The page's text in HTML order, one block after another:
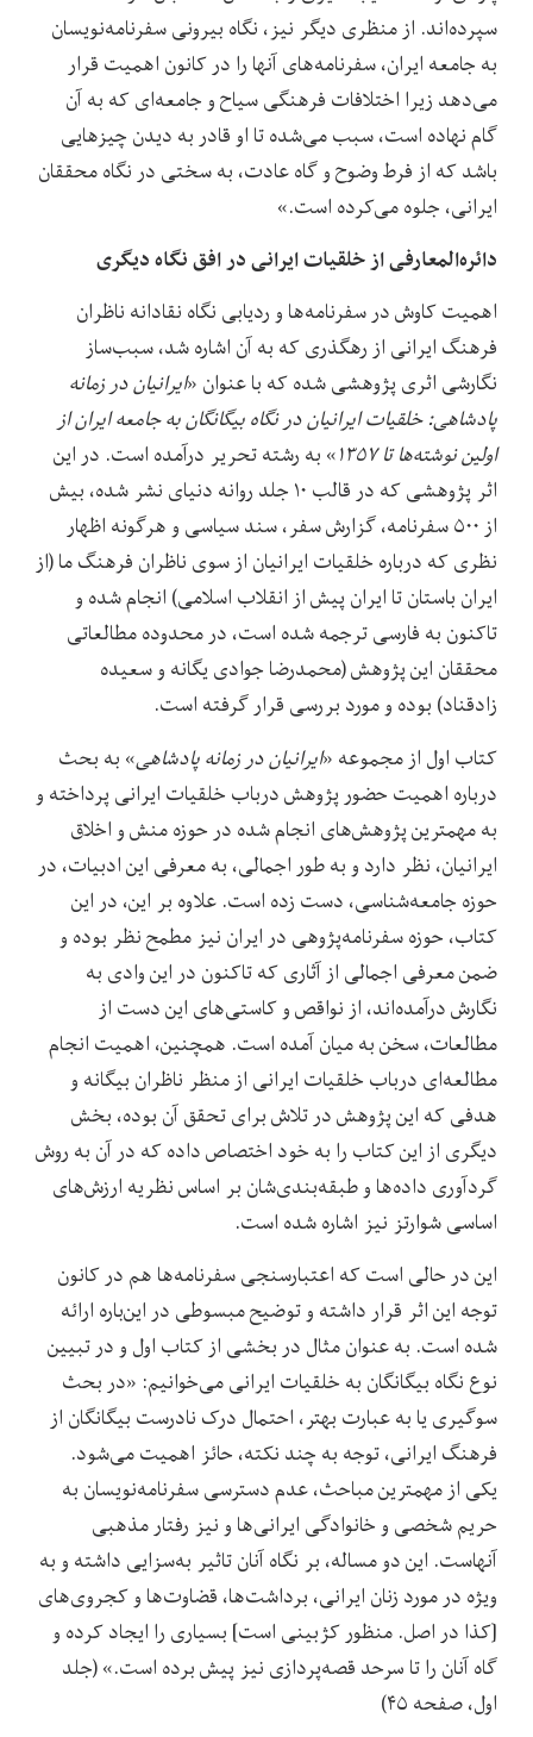
سپرده‌اند. از منظری دیگر نیز، نگاه بیرونی سفرنامه‌نویسان
به جامعه ایران، سفرنامه‌های آنها را در کانون اهمیت قرار
می‌دهد زیرا اختلافات فرهنگی سیاح و جامعه‌ای که به آن
گام نهاده است، سبب می‌شده تا او قادر به دیدن چیزهایی
باشد که از فرط وضوح و گاه عادت، به سختی در نگاه محققان
ایرانی، جلوه می‌کرده است.»
دائره‌المعارفی از خلقیات ایرانی در افق نگاه دیگری
اهمیت کاوش در سفرنامه‌ها و ردیابی نگاه نقادانه ناظران
فرهنگ ایرانی از رهگذری که به آن اشاره شد، سبب‌ساز
نگارشی اثری پژوهشی شده که با عنوان «ایرانیان در زمانه
پادشاهی: خلقیات ایرانیان در نگاه بیگانگان به جامعه ایران از
اولین نوشته‌ها تا ۱۳۵۷
» به رشته تحریر درآمده است. در این
اثر پژوهشی که در قالب ۱۰ جلد روانه دنیای نشر شده، بیش
از ۵۰۰ سفرنامه، گزارش سفر، سند سیاسی و هرگونه اظهار
نظری که درباره خلقیات ایرانیان از سوی ناظران فرهنگ ما (از
ایران باستان تا ایران پیش از انقلاب اسلامی) انجام شده و
تاکنون به فارسی ترجمه شده است، در محدوده مطالعاتی
محققان این پژوهش (محمدرضا جوادی یگانه و سعیده
زادقناد) بوده و مورد بررسی قرار گرفته است.
کتاب اول از مجموعه «ایرانیان در زمانه پادشاهی» به بحث
درباره اهمیت حضور پژوهش درباب خلقیات ایرانی پرداخته و
به مهمترین پژوهش‌های انجام شده در حوزه منش و اخلاق
ایرانیان، نظر دارد و به طور اجمالی، به معرفی این ادبیات، در
حوزه جامعه‌شناسی، دست زده است. علاوه بر این، در این
کتاب، حوزه سفرنامه‌پژوهی در ایران نیز مطمح نظر بوده و
ضمن معرفی اجمالی از آثاری که تاکنون در این وادی به
نگارش درآمده‌اند، از نواقص و کاستی‌های این دست از
مطالعات، سخن به میان آمده است. همچنین، اهمیت انجام
مطالعه‌ای درباب خلقیات ایرانی از منظر ناظران بیگانه و
هدفی که این پژوهش در تلاش برای تحقق آن بوده، بخش
دیگری از این کتاب را به خود اختصاص داده که در آن به روش
گردآوری داده‌ها و طبقه‌بندی‌شان بر اساس نظریه ارزش‌های
اساسی شوارتز نیز اشاره شده است.
این در حالی است که اعتبارسنجی سفرنامه‌ها هم در کانون
توجه این اثر قرار داشته و توضیح مبسوطی در این‌باره ارائه
شده است. به عنوان مثال در بخشی از کتاب اول و در تبیین
نوع نگاه بیگانگان به خلقیات ایرانی می‌خوانیم: «در بحث
سوگیری یا به عبارت بهتر، احتمال درک نادرست بیگانگان از
فرهنگ ایرانی، توجه به چند نکته، حائز اهمیت می‌شود.
یکی از مهمترین مباحث، عدم دسترسی سفرنامه‌نویسان به
حریم شخصی و خانوادگی ایرانی‌ها و نیز رفتار مذهبی
آنهاست. این دو مساله، بر نگاه آنان تاثیر به‌سزایی داشته و به
ویژه در مورد زنان ایرانی، برداشت‌ها، قضاوت‌ها و کجروی‌های
[کذا در اصل. منظور کژبینی است] بسیاری را ایجاد کرده و
گاه آنان را تا سرحد قصه‌پردازی نیز پیش برده است.» (جلد
اول، صفحه ۴۵)